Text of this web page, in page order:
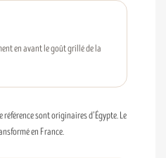
en avant le goût grillé de la
sont originaires d’Égypte. Le
en France.